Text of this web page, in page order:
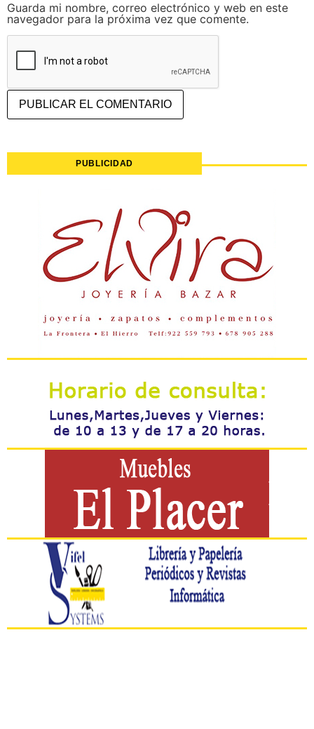
Guarda mi nombre, correo electrónico y web en este
navegador para la próxima vez que comente.
PUBLICIDAD